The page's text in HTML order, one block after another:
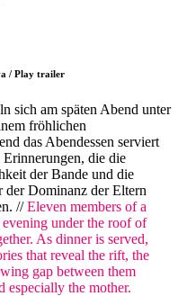
/ Play trailer
sich am späten Abend unter
fröhlichen
das Abendessen serviert
die die
der Bande und die
der Dominanz der Eltern
//Eleven members of a
under the roof of
As dinner is served,
that reveal the rift, the
gap between them
especially the mother.